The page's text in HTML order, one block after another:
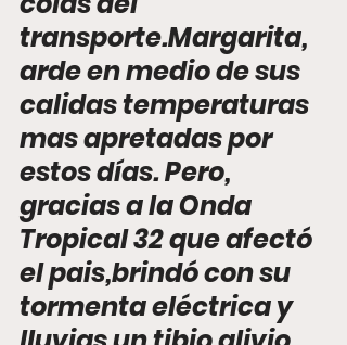
transporte.Margarita,
arde en medio de sus
calidas temperaturas
mas apretadas por
estos días. Pero,
gracias a la Onda
Tropical 32 que afectó
el pais,brindó con su
tormenta eléctrica y